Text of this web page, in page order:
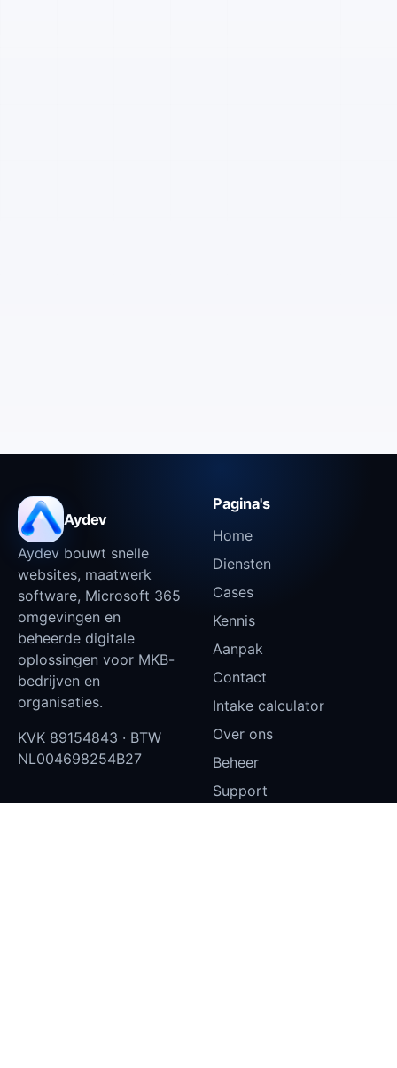
Aydev
Aydev bouwt snelle
websites, maatwerk
software, Microsoft 365
omgevingen en
beheerde digitale
oplossingen voor MKB-
bedrijven en
organisaties.
KVK 89154843 · BTW
NL004698254B27
Pagina's
Home
Diensten
Cases
Kennis
Aanpak
Contact
Intake calculator
Over ons
Beheer
Support